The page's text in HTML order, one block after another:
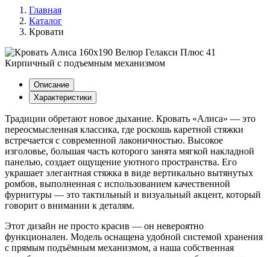
Главная
Каталог
Кровати
Описание
Характеристики
Традиции обретают новое дыхание. Кровать «Алиса» — это
переосмысленная классика, где роскошь каретной стяжки
встречается с современной лаконичностью. Высокое
изголовье, большая часть которого занята мягкой накладной
панелью, создает ощущение уютного пространства. Его
украшает элегантная стяжка в виде вертикально вытянутых
ромбов, выполненная с использованием качественной
фурнитуры — это тактильный и визуальный акцент, который
говорит о внимании к деталям.
Этот дизайн не просто красив — он невероятно
функционален. Модель оснащена удобной системой хранения
с прямым подъёмным механизмом, а наша собственная